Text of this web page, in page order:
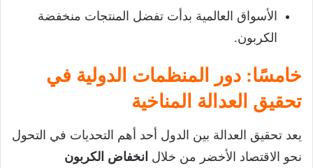
الأسواق العالمية بدأت تفضل المنتجات منخفضة
الكربون.
خامسًا: دور المنظمات الدولية في
تحقيق العدالة المناخية
يعد تحقيق العدالة بين الدول أحد أهم التحديات في التحول
نحو الاقتصاد الأخضر من خلال انخفاض الكربون